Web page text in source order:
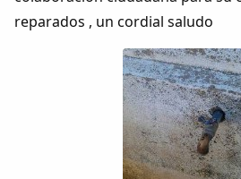
Diccionario
Cancionero Local
reparados , un cordial saludo